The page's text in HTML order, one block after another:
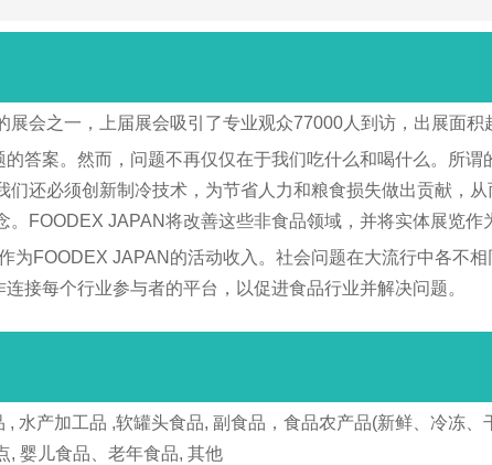
会之一，上届展会吸引了专业观众77000人到访，出展面积
答案。然而，问题不再仅仅在于我们吃什么和喝什么。所谓
还必须创新制冷技术，为节省人力和粮食损失做出贡献，
FOODEX JAPAN将改善这些非食品领域，并将实体展览作
为FOODEX JAPAN的活动收入。社会问题在大流行中各不
接每个行业参与者的平台，以促进食品行业并解决问题。
水产加工品 ,软罐头食品, 副食品，食品农产品(新鲜、冷冻
, 婴儿食品、老年食品, 其他